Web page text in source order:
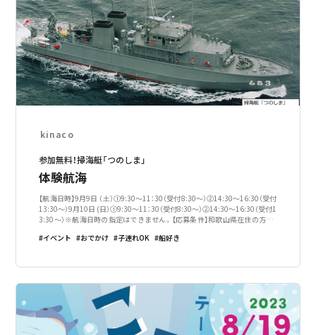
kinaco
参加無料！掃海艇「つのしま」
体験航海
【航海日時】9月9日 （土）①9:30～11：30（受付8:30～）②14:30～16:30（受付
13:30～）9月10日 (日）①9:30～11：30（受付8:30～）②14:30～16:30（受付1
3:30～）※航海日時の指定はできません。【応募条件】和歌山県在住の方【応
イベント おでかけ 子連れOK 船好き